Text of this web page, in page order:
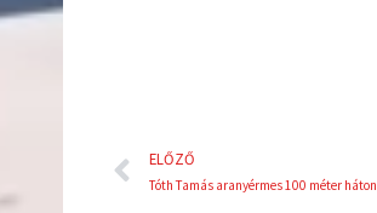
Előző
ELŐZŐ
Tóth Tamás aranyérmes 100 méter háton